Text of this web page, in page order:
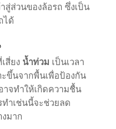
สู่ส่วนของล้อรถ ซึ่งเป็น
ได้
สี่ยง น้ำท่วม เป็นเวลา
ขึ้นจากพื้นเพื่อป้องกัน
าจทำให้เกิดความชื้น
ทำเช่นนี้จะช่วยลด
มาก